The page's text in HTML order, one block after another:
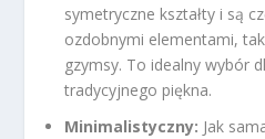
symetryczne kształty i są
ozdobnymi elementami,
gzymsy. To idealny wybór
tradycyjnego piękna.
Minimalistyczny: Jak